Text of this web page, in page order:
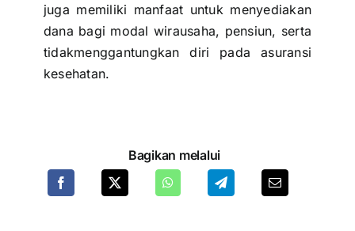
juga memiliki manfaat untuk menyediakan
dana bagi modal wirausaha, pensiun, serta
tidakmenggantungkan diri pada asuransi
kesehatan.
Bagikan melalui